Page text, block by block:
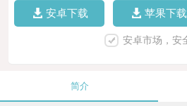
安卓下载 苹果下载
安卓市场，安
简介